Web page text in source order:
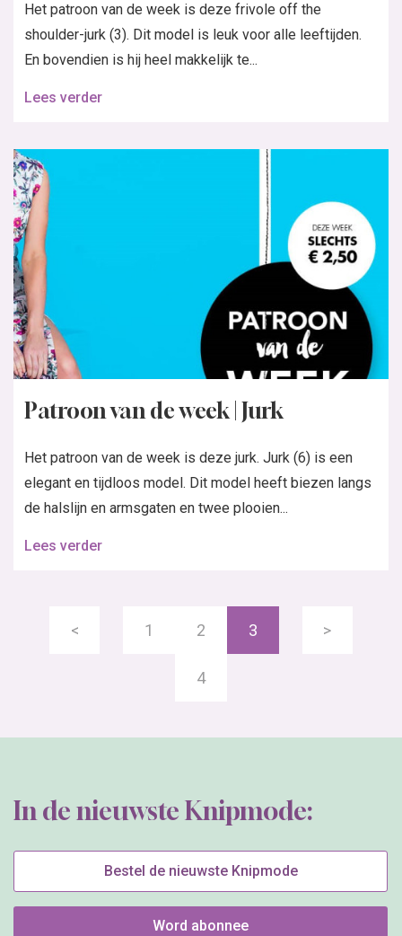
Het patroon van de week is deze frivole off the
shoulder-jurk (3). Dit model is leuk voor alle leeftijden.
En bovendien is hij heel makkelijk te...
Lees verder
Patroon van de week | Jurk
Het patroon van de week is deze jurk. Jurk (6) is een
elegant en tijdloos model. Dit model heeft biezen langs
de halslijn en armsgaten en twee plooien...
Lees verder
< 1 2 3
4
>
In de nieuwste Knipmode:
Bestel de nieuwste Knipmode
Word abonnee